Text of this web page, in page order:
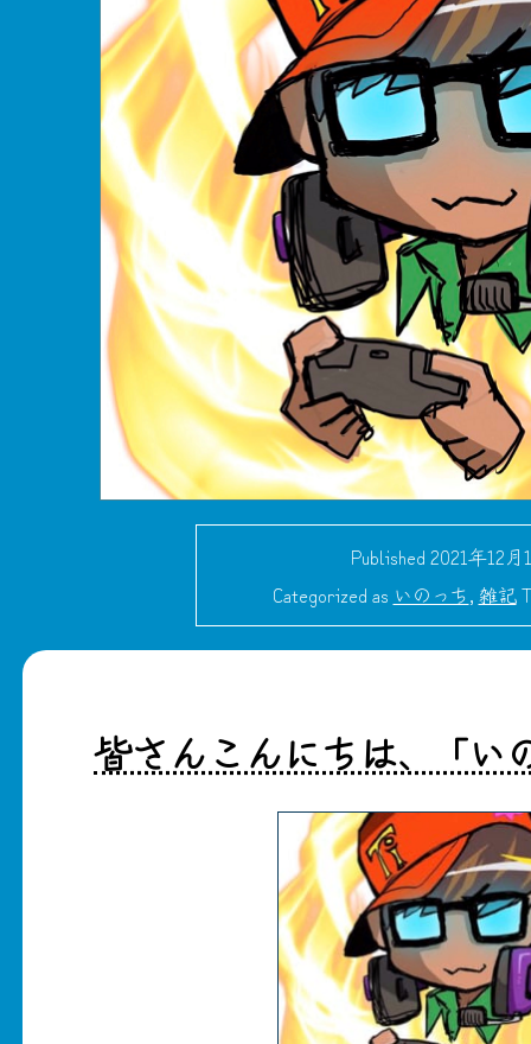
Published 2021年12月
Categorized as いのっち, 雑記
皆さんこんにちは、「い